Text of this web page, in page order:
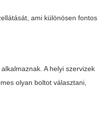
ami különösen fontos
A helyi szervizek
olyan boltot választani,